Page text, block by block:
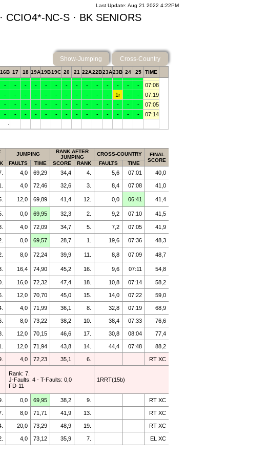
Last Update: Aug 21 2022 4:22PM
CCIO4*-NC-S · BK SENIORS
Show-Jumping
Cross-Country
JUMPING
RANK AFTER
JUMPING
CROSS-COUNTRY
FINAL
SCORE
FAULTS TIME SCORE RANK FAULTS TIME
4,0 69,29 34,4 4. 5,6 07:01 40,0
4,0 72,46 32,6 3. 8,4 07:08 41,0
12,0 69,89 41,4 12. 0,0 06:41 41,4
0,0 69,95 32,3 2. 9,2 07:10 41,5
4,0 72,09 34,7 5. 7,2 07:05 41,9
0,0 69,57 28,7 1. 19,6 07:36 48,3
8,0 72,24 39,9 11. 8,8 07:09 48,7
16,4 74,90 45,2 16. 9,6 07:11 54,8
16,0 72,32 47,4 18. 10,8 07:14 58,2
12,0 70,70 45,0 15. 14,0 07:22 59,0
4,0 71,99 36,1 8. 32,8 07:19 68,9
8,0 73,22 38,2 10. 38,4 07:33 76,6
12,0 70,15 46,6 17. 30,8 08:04 77,4
12,0 71,94 43,8 14. 44,4 07:48 88,2
4,0 72,23 35,1 6. RT XC
Rank: 7.
J-Faults: 4 - T-Faults: 0,0
FD-11
1RRT(15b)
0,0 69,95 38,2 9. RT XC
8,0 71,71 41,9 13. RT XC
20,0 73,29 48,9 19. RT XC
4,0 73,12 35,9 7. EL XC